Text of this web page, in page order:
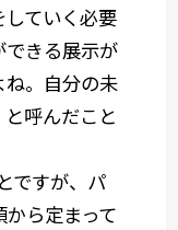
ていく必要
できる展示が
。自分の未
呼んだこと
ですが、パ
ら定まって